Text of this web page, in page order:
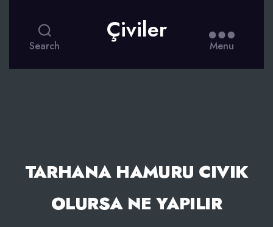
Search
Çiviler
Menu
TARHANA HAMURU CIVIK
OLURSA NE YAPILIR